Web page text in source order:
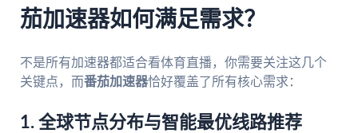
茄加速器如何满足需求？
不是所有加速器都适合看体育直播，你需要关注这几个
关键点，而番茄加速器恰好覆盖了所有核心需求：
1. 全球节点分布与智能最优线路推荐